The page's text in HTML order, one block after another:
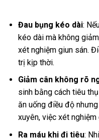
Đau bụng kéo dài:
kéo dài mà không
xét nghiệm giun sán.
trị kịp thời.
Giảm cân không rõ
sinh bằng cách tiêu
ăn uống điều độ
xuyên, việc xét
Ra máu khi đi tiêu: